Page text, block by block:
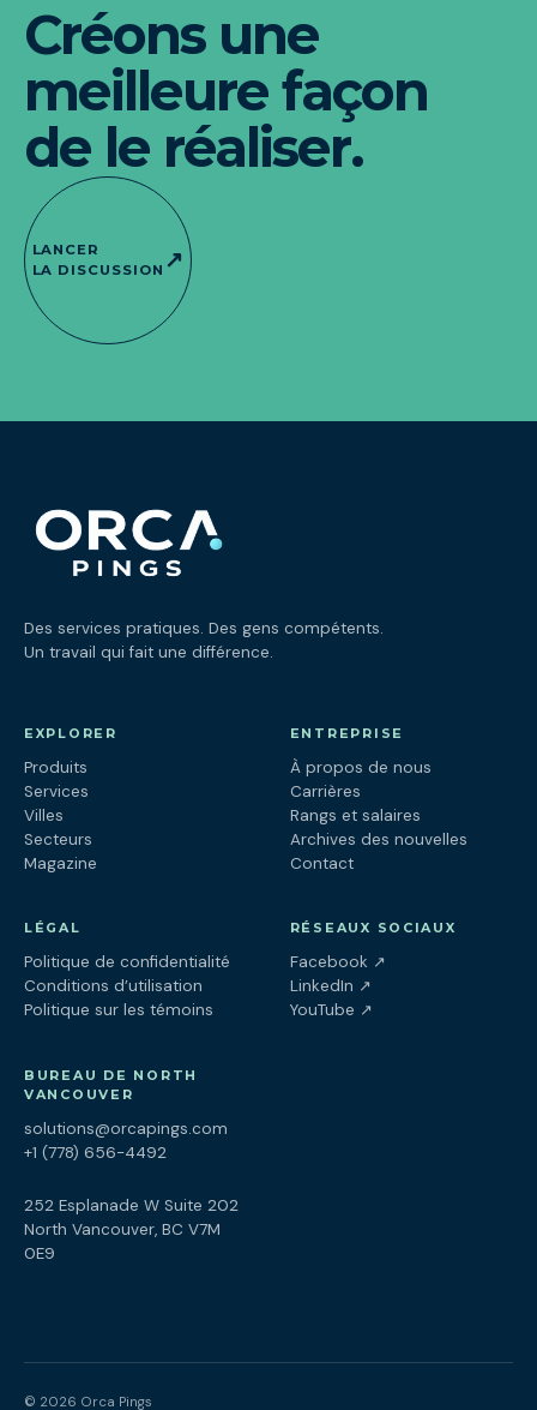
Créons une
meilleure façon
de le réaliser.
LANCER
LA DISCUSSION ↗
Des services pratiques. Des gens compétents.
Un travail qui fait une différence.
EXPLORER
Produits
Services
Villes
Secteurs
Magazine
ENTREPRISE
À propos de nous
Carrières
Rangs et salaires
Archives des nouvelles
Contact
LÉGAL
Politique de confidentialité
Conditions d’utilisation
Politique sur les témoins
RÉSEAUX SOCIAUX
Facebook ↗(ouvre dans un
LinkedIn ↗(ouvre dans un
YouTube ↗(ouvre dans un
BUREAU DE NORTH
VANCOUVER
solutions@orcapings.com
+1 (778) 656-4492
252 Esplanade W Suite 202
North Vancouver, BC V7M
0E9
© 2026 Orca Pings